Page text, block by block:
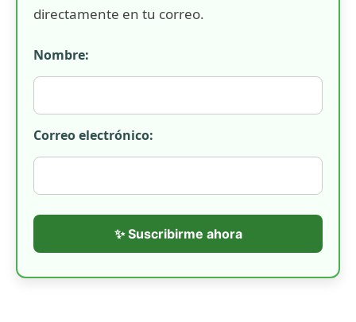
directamente en tu correo.
Nombre:
Correo electrónico:
✨ Suscribirme ahora